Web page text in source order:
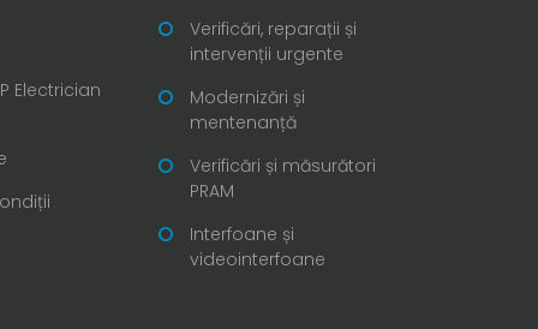
Electrician
Verificări, reparații și
intervenții urgente
Modernizări și
mentenanță
Verificări și măsurători
PRAM
Interfoane și
videointerfoane